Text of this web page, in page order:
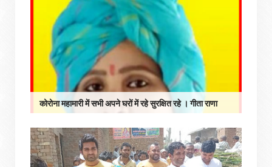
कोरोना महामारी में सभी अपने घरों में रहे सुरक्षित रहे । गीता राणा